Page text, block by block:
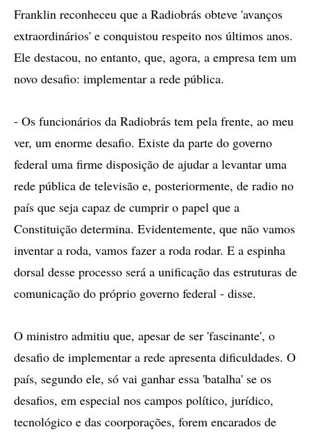
Franklin reconheceu que a Radiobrás obteve 'avanços
extraordinários' e conquistou respeito nos últimos anos.
Ele destacou, no entanto, que, agora, a empresa tem um
novo desafio: implementar a rede pública.
- Os funcionários da Radiobrás tem pela frente, ao meu
ver, um enorme desafio. Existe da parte do governo
federal uma firme disposição de ajudar a levantar uma
rede pública de televisão e, posteriormente, de radio no
país que seja capaz de cumprir o papel que a
Constituição determina. Evidentemente, que não vamos
inventar a roda, vamos fazer a roda rodar. E a espinha
dorsal desse processo será a unificação das estruturas de
comunicação do próprio governo federal - disse.
O ministro admitiu que, apesar de ser 'fascinante', o
desafio de implementar a rede apresenta dificuldades. O
país, segundo ele, só vai ganhar essa 'batalha' se os
desafios, em especial nos campos político, jurídico,
tecnológico e das coorporações, forem encarados de